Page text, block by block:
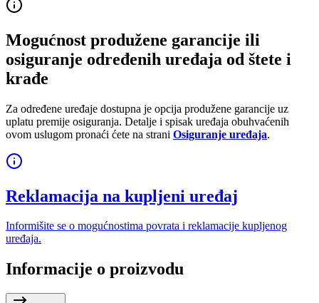
Mogućnost produžene garancije ili
osiguranje određenih uređaja od štete i
krađe
Za određene uređaje dostupna je opcija produžene garancije uz
uplatu premije osiguranja. Detalje i spisak uređaja obuhvaćenih
ovom uslugom pronaći ćete na strani Osiguranje uređaja.
Reklamacija na kupljeni uređaj
Informišite se o mogućnostima povrata i reklamacije kupljenog
uređaja.
Informacije o proizvodu